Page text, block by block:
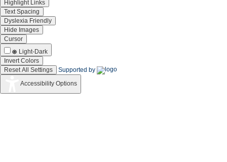
Highlight Links
Text Spacing
Dyslexia Friendly
Hide Images
Cursor
Light-Dark
Invert Colors
Reset All Settings
Supported by
Accessibility Options